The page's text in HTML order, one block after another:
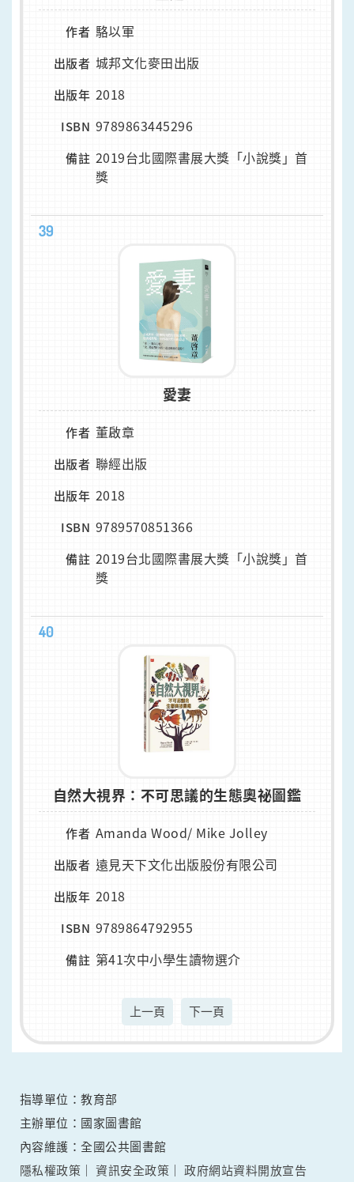
作者 駱以軍
出版者 城邦文化麥田出版
出版年 2018
ISBN 9789863445296
備註 2019台北國際書展大獎「小說獎」首
獎
39
愛妻
作者 董啟章
出版者 聯經出版
出版年 2018
ISBN 9789570851366
備註 2019台北國際書展大獎「小說獎」首
獎
40
自然大視界：不可思議的生態奧祕圖鑑
作者 Amanda Wood/ Mike Jolley
出版者 遠見天下文化出版股份有限公司
出版年 2018
ISBN 9789864792955
備註 第41次中小學生讀物選介
上一頁 下一頁
指導單位：教育部
主辦單位：國家圖書館
內容維護：全國公共圖書館
隱私權政策
資訊安全政策 政府網站資料開放宣告